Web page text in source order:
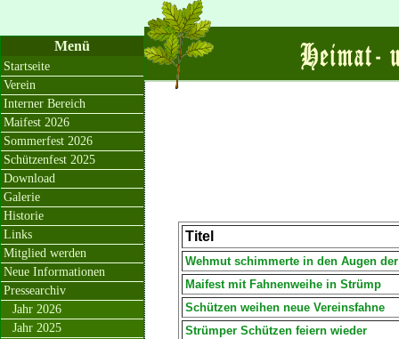
Titel
Wehmut schimmerte in den Augen
Maifest mit Fahnenweihe in Strümp
Schützen weihen neue Vereinsfahne
Strümper Schützen feiern wieder
Menü
Startseite
Verein
Interner Bereich
Maifest 2026
Sommerfest 2026
Schützenfest 2025
Download
Galerie
Historie
Links
Mitglied werden
Neue Informationen
Pressearchiv
Jahr 2026
Jahr 2025